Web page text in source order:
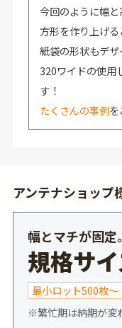
今回のように幅
方形を作り上げる
紙袋の形状もデザ
320ワイドの使用
す！
たくさんの事例
アンテナショップ
幅とマチが固定
規格サ
最小ロット500枚～
※繁忙期は納期が変